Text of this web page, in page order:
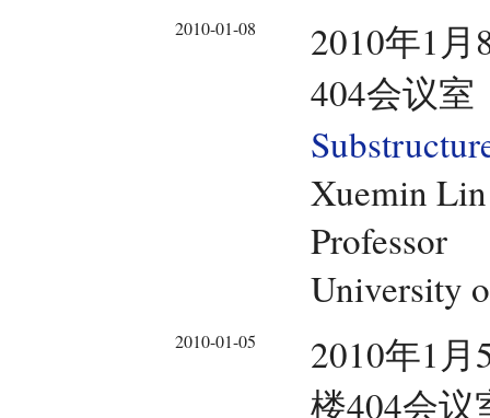
2010-01-08
2010年1
404会议室
Xuemin Lin
Professor
University
2010-01-05
2010年1
楼404会议